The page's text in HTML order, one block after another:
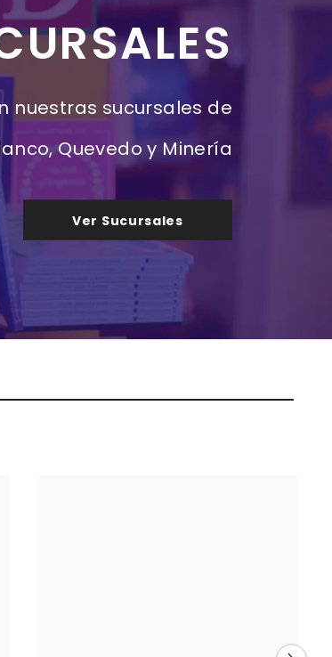
nuestras sucursales de
Quevedo y Minería
Ver Sucursales